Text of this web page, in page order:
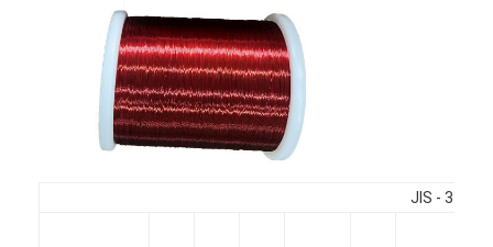
À propos de nous
Visite de l'usine
Contrôle de qualité
JIS - 3